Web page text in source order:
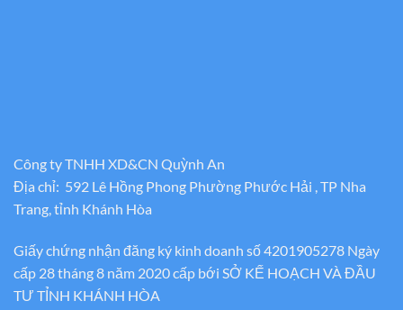
Công ty TNHH XD&CN Quỳnh An
Địa chỉ: 592 Lê Hồng Phong Phường Phước Hải , TP Nha
Trang, tỉnh Khánh Hòa
Giấy chứng nhận đăng ký kinh doanh số 4201905278 Ngày
cấp 28 tháng 8 năm 2020 cấp bới SỞ KẾ HOẠCH VÀ ĐẦU
TƯ TỈNH KHÁNH HÒA